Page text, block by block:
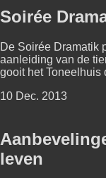
Soirée
De Soirée Dramatik
aanleiding van de
gooit het Toneelhuis
10 Dec. 2013
leven